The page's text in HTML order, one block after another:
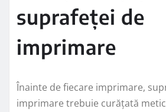
suprafeței de
imprimare
Înainte de fiecare imprimare,
imprimare trebuie curățată